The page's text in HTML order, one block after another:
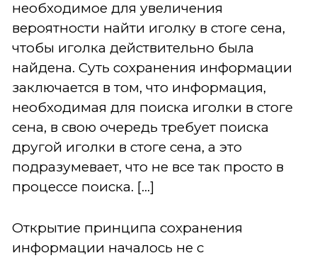
необходимое для увеличения
вероятности найти иголку в стоге сена,
чтобы иголка действительно была
найдена. Суть сохранения информации
заключается в том, что информация,
необходимая для поиска иголки в стоге
сена, в свою очередь требует поиска
другой иголки в стоге сена, а это
подразумевает, что не все так просто в
процессе поиска. [...]
Открытие принципа сохранения
информации началось не с